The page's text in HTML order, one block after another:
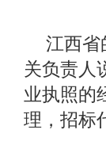
江西省
关负责人
业执照的
理，招标